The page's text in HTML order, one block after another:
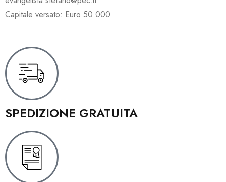
Capitale versato: Euro 50.000
SPEDIZIONE GRATUITA